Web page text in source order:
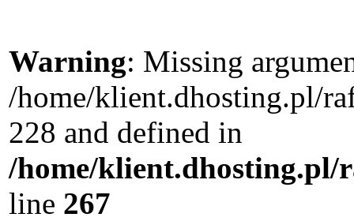
Warning: Missing
/home/klient.dhosting.pl/
228 and defined in
/home/klient.dhosting.pl/
line 267